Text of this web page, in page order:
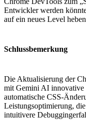
Entwickler werden
auf ein neues Level
Schlussbemerkung
Die Aktualisierung der
mit Gemini AI innovative
automatische CSS-
Leistungsoptimierung,
intuitivere